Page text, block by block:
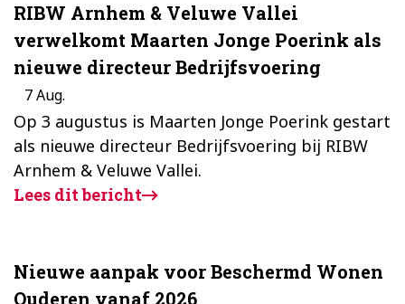
RIBW Arnhem & Veluwe Vallei
verwelkomt Maarten Jonge Poerink als
nieuwe directeur Bedrijfsvoering
7Aug.
Op 3 augustus is Maarten Jonge Poerink gestart
als nieuwe directeur Bedrijfsvoering bij RIBW
Arnhem & Veluwe Vallei.
Lees dit bericht
Nieuwe aanpak voor Beschermd Wonen
Ouderen vanaf 2026